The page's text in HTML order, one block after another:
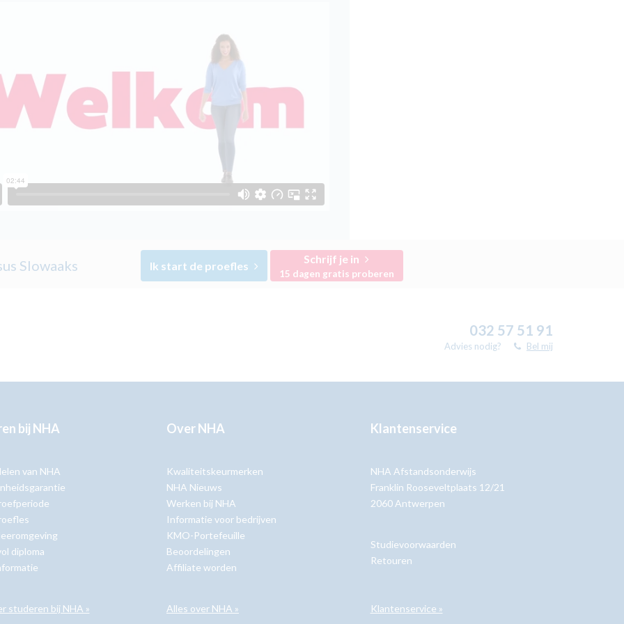
Slowaaks Ik start de proefles
Schrijf je in
15 dagen gratis proberen
032 57 51 91
Advies nodig? Bel mij
bij NHA
van NHA
diploma
studeren bij NHA »
Over NHA
Kwaliteitskeurmerken
NHA Nieuws
Werken bij NHA
Informatie voor bedrijven
KMO-Portefeuille
Beoordelingen
Affiliate worden
Alles over NHA »
Klantenservice
NHA Afstandsonderwijs
Franklin Rooseveltplaats 12/21
2060 Antwerpen
Studievoorwaarden
Retouren
Klantenservice »